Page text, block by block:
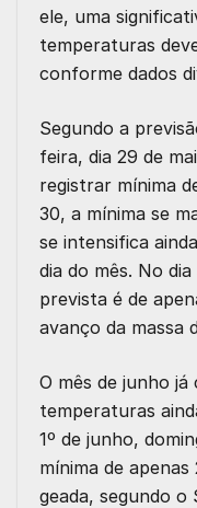
ele, uma
temperaturas
conforme dados
Segundo a
feira, dia 29 de
registrar mínima
30, a mínima se
se intensifica
dia do mês. No
prevista é de
avanço da massa
O mês de junho já
temperaturas
1º de junho,
mínima de apenas
geada, segundo o